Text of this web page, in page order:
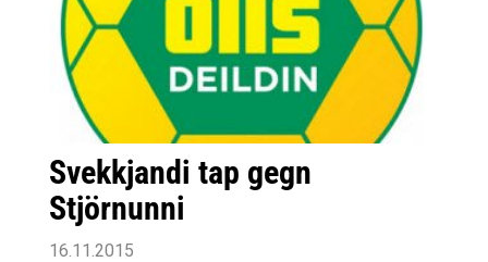
Svekkjandi tap gegn
Stjörnunni
16.11.2015